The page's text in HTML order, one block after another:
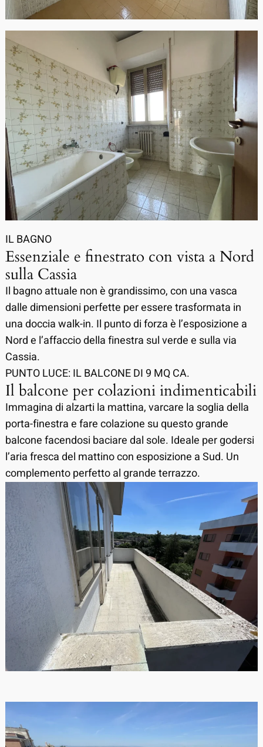
IL BAGNO
Essenziale e finestrato con vista a Nord
sulla Cassia
Il bagno attuale non è grandissimo, con una vasca
dalle dimensioni perfette per essere trasformata in
una doccia walk-in. Il punto di forza è l’esposizione a
Nord e l’affaccio della finestra sul verde e sulla via
Cassia.
PUNTO LUCE: IL BALCONE DI 9 MQ CA.
Il balcone per colazioni indimenticabili
Immagina di alzarti la mattina, varcare la soglia della
porta-finestra e fare colazione su questo grande
balcone facendosi baciare dal sole. Ideale per godersi
l’aria fresca del mattino con esposizione a Sud. Un
complemento perfetto al grande terrazzo.